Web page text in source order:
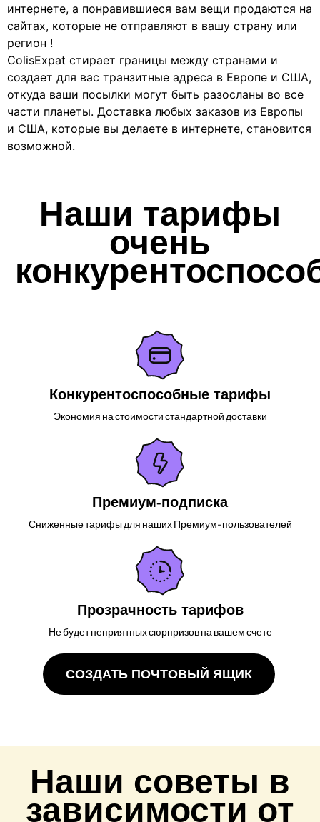
интернете, а понравившиеся вам вещи продаются на
сайтах, которые не отправляют в вашу страну или
регион !
ColisExpat стирает границы между странами и
создает для вас транзитные адреса в Европе и США,
откуда ваши посылки могут быть разосланы во все
части планеты. Доставка любых заказов из Европы
и США, которые вы делаете в интернете, становится
возможной.
Наши тарифы
очень
Конкурентоспособные тарифы
Экономия на стоимости стандартной доставки
Премиум-подписка
Сниженные тарифы для наших Премиум-пользователей
Прозрачность тарифов
Не будет неприятных сюрпризов на вашем счете
СОЗДАТЬ ПОЧТОВЫЙ ЯЩИК
Наши советы в
зависимости от